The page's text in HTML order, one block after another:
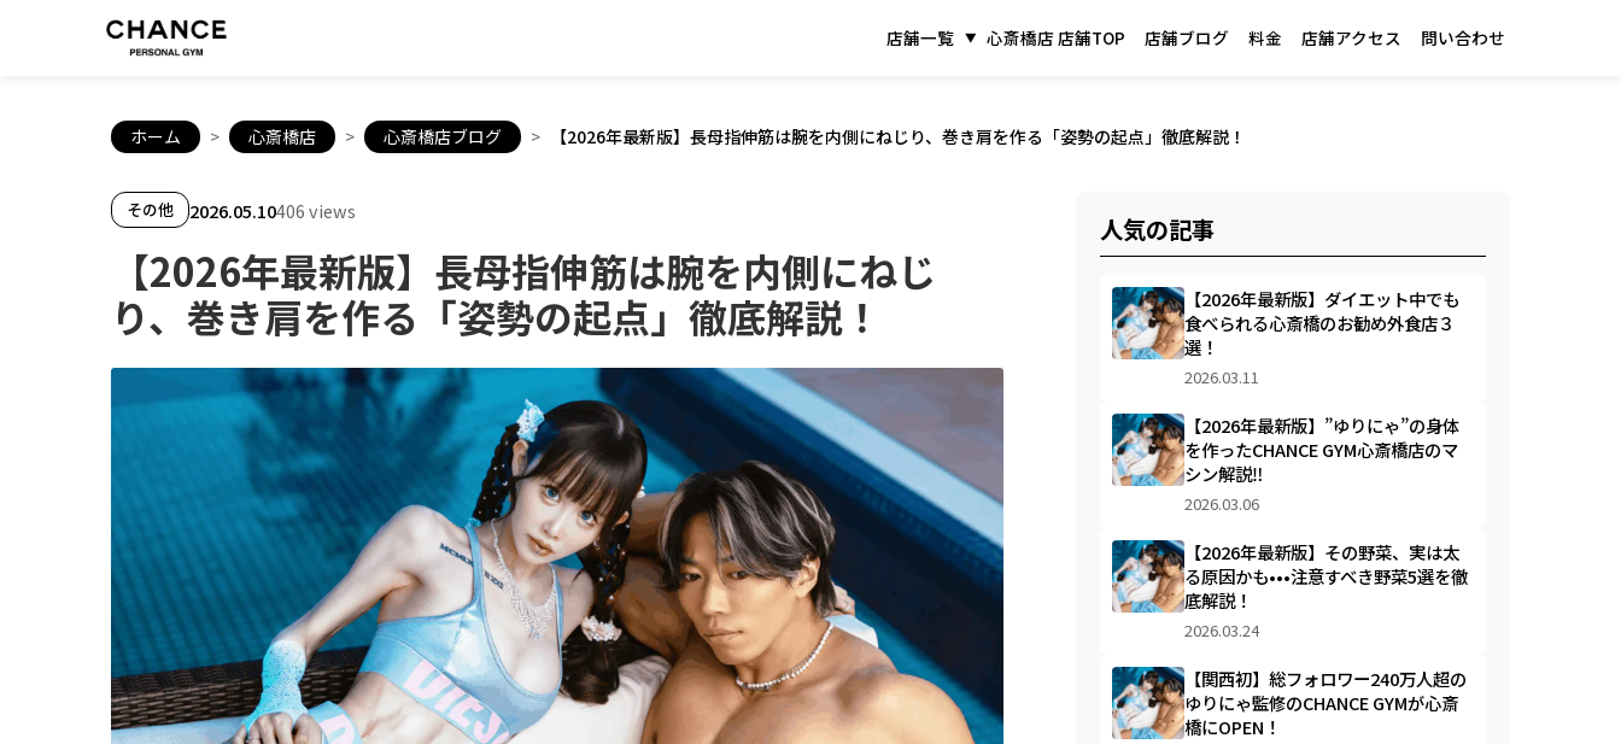
店舗一覧 心斎橋店 店舗TOP 店舗ブログ 料金 店舗アクセス 問い合わせ
ホーム > 心斎橋店 > 心斎橋店ブログ > 【2026年最新版】長母指伸筋は腕を内側にねじり、巻き肩を作る「姿勢の起点」徹底解説！
その他 2026.05.10406 views
【2026年最新版】長母指伸筋は腕を内側にねじ
り、巻き肩を作る「姿勢の起点」徹底解説！
人気の記事
【2026年最新版】ダイエット中でも
食べられる心斎橋のお勧め外食店３
選！
2026.03.11
【2026年最新版】”ゆりにゃ”の身体
を作ったCHANCE GYM心斎橋店のマ
シン解説‼︎
2026.03.06
【2026年最新版】その野菜、実は太
る原因かも•••注意すべき野菜5選を徹
底解説！
2026.03.24
【関西初】総フォロワー240万人超の
ゆりにゃ監修のCHANCE GYMが心斎
橋にOPEN！